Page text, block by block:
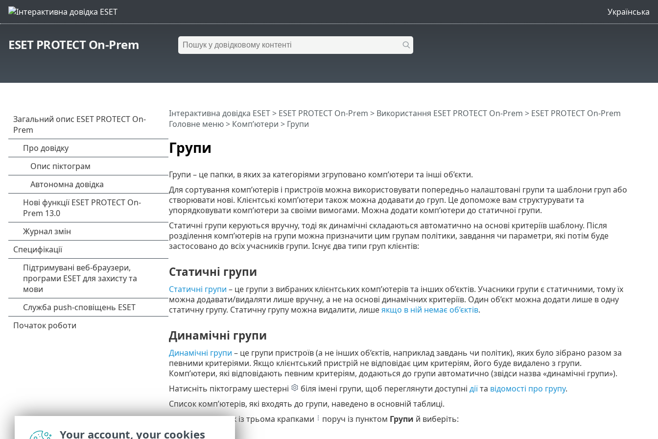
Українська
ESET PROTECT On-Prem
Групи
Інтерактивна довідка ESET> ESET PROTECT On-Prem > Використання ESET PROTECT On-Prem > ESET PROTECT On-Prem
Головне меню> Комп’ютери > Групи
Групи – це папки, в яких за категоріями згруповано комп’ютери та інші об’єкти.
Для сортування комп’ютерів і пристроїв можна використовувати попередньо налаштовані групи та шаблони груп або
створювати нові. Клієнтські комп’ютери також можна додавати до груп. Це допоможе вам структурувати та
упорядковувати комп’ютери за своїми вимогами. Можна додати комп’ютери до статичної групи.
Статичні групи керуються вручну, тоді як динамічні складаються автоматично на основі критеріїв шаблону. Після
розділення комп’ютерів на групи можна призначити цим групам політики, завдання чи параметри, які потім буде
застосовано до всіх учасників групи. Існує два типи груп клієнтів:
Статичні групи
Статичні групи – це групи з вибраних клієнтських комп’ютерів та інших об’єктів. Учасники групи є статичними, тому їх
можна додавати/видаляти лише вручну, а не на основі динамічних критеріїв. Один об’єкт можна додати лише в одну
статичну групу. Статичну групу можна видалити, лишеякщо в ній немає об’єктів.
Динамічні групи
Динамічні групи – це групи пристроїв (а не інших об’єктів, наприклад завдань чи політик), яких було зібрано разом за
певними критеріями. Якщо клієнтський пристрій не відповідає цим критеріям, його буде видалено з групи.
Комп’ютери, які відповідають певним критеріям, додаються до групи автоматично (звідси назва «динамічні групи»).
Натисніть піктограму шестерні
біля імені групи, щоб переглянути доступні діїта відомості про групу.
Список комп’ютерів, які входять до групи, наведено в основній таблиці.
Натисніть значок із трьома крапками
поруч із пунктом Групи й виберіть:
Групи
Your account, your cookies